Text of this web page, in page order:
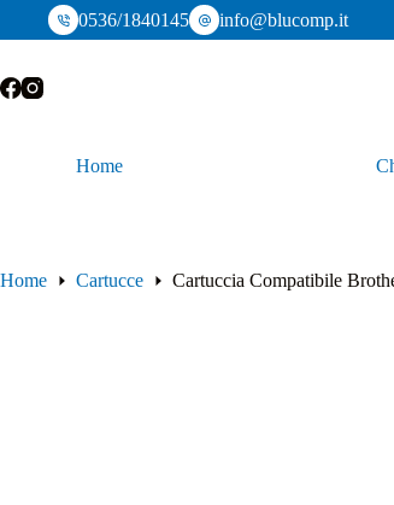
0536/1840145 info@blucomp.it
Home
Home Cartucce Cartuccia Compatibile